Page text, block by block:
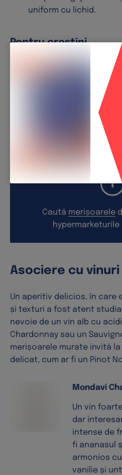
uniform cu lichid.
Pentru crostini
Feliază bagheta în
Unge una dintre părți
pune deasupra o
Decorează cu cimbru
Caută merișoarele
hypermarketurile
Asociere cu
Un aperitiv delicios, în care
și texturi a fost atent
nevoie de un vin alb cu
Chardonnay sau un
merișoarele murate invită
delicat, cum ar fi un Pinot
Mondavi
Un vin
dar
intense de
fi ananasul
armonios
vanilie și